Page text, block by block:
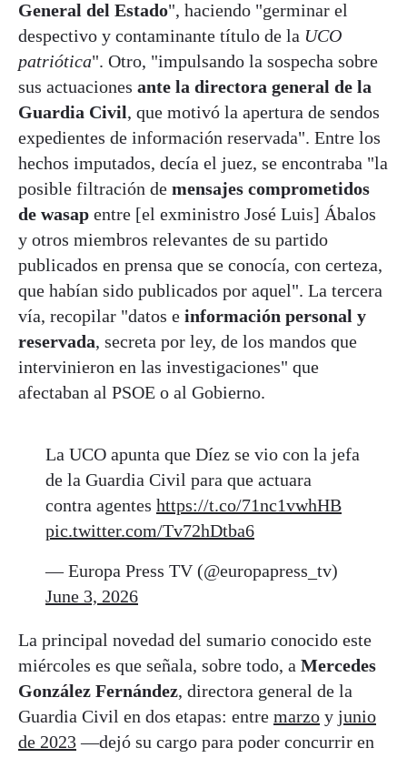
General del Estado", haciendo "germinar el
despectivo y contaminante título de la UCO
patriótica". Otro, "impulsando la sospecha sobre
sus actuaciones ante la directora general de la
Guardia Civil, que motivó la apertura de sendos
expedientes de información reservada". Entre los
hechos imputados, decía el juez, se encontraba "la
posible filtración de mensajes comprometidos
de wasap entre [el exministro José Luis] Ábalos
y otros miembros relevantes de su partido
publicados en prensa que se conocía, con certeza,
que habían sido publicados por aquel". La tercera
vía, recopilar "datos e información personal y
reservada, secreta por ley, de los mandos que
intervinieron en las investigaciones" que
afectaban al PSOE o al Gobierno.
La UCO apunta que Díez se vio con la jefa
de la Guardia Civil para que actuara
contra agentes https://t.co/71nc1vwhHB
pic.twitter.com/Tv72hDtba6
— Europa Press TV (@europapress_tv)
June 3, 2026
La principal novedad del sumario conocido este
miércoles es que señala, sobre todo, a Mercedes
González Fernández, directora general de la
Guardia Civil en dos etapas: entre marzo y junio
de 2023—dejó su cargo para poder concurrir en